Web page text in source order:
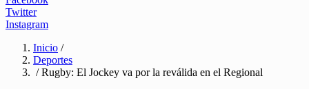
Twitter
Instagram
Inicio /
Deportes
/ Rugby: El Jockey va por la reválida en el Regional